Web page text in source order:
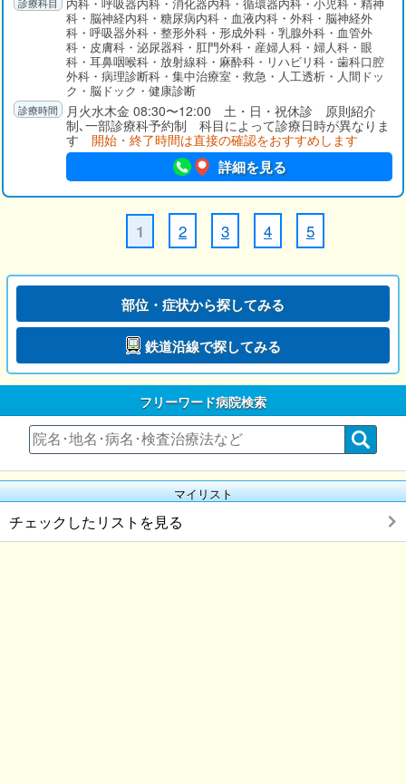
科・脳神経内科・糖尿病内科・血液内科・外科・脳神経外
科・呼吸器外科・整形外科・形成外科・乳腺外科・血管外
科・皮膚科・泌尿器科・肛門外科・産婦人科・婦人科・眼
科・耳鼻咽喉科・放射線科・麻酔科・リハビリ科・歯科口腔
外科・病理診断科・集中治療室・救急・人工透析・人間ドッ
ク・脳ドック・健康診断
月火水木金 08:30〜12:00 土・日・祝休診 原則紹介
制､一部診療科予約制 科目によって診療日時が異なりま
す 開始・終了時間は直接の確認をおすすめします
詳細を見る
1 2 3 4 5
部位・症状から探してみる
鉄道沿線で探してみる
フリーワード病院検索
マイリスト
チェックしたリストを見る